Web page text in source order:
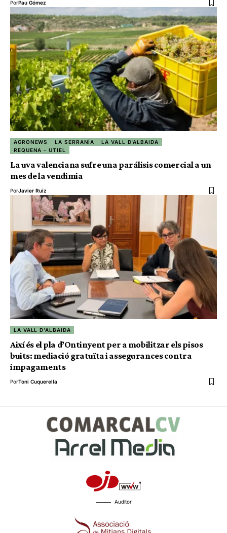
PorPau Gómez
AGRONEWS LA SERRANÍA
LA VALL D'ALBAIDA
REQUENA - UTIEL
La uva valenciana sufre una parálisis comercial a un
mes de la vendimia
PorJavier Ruiz
LA VALL D'ALBAIDA
Així és el pla d’Ontinyent per a mobilitzar els pisos
buits: mediació gratuïta i assegurances contra
impagaments
PorToni Cuquerella
Auditor